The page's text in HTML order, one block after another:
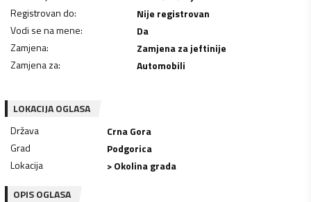
Registrovan do:
Nije registrovan
Vodi se na mene:
Da
Zamjena:
Zamjena za jeftinije
Zamjena za: Automobili
LOKACIJA OGLASA
Država
Crna Gora
Grad
Podgorica
Lokacija
> Okolina grada
OPIS OGLASA